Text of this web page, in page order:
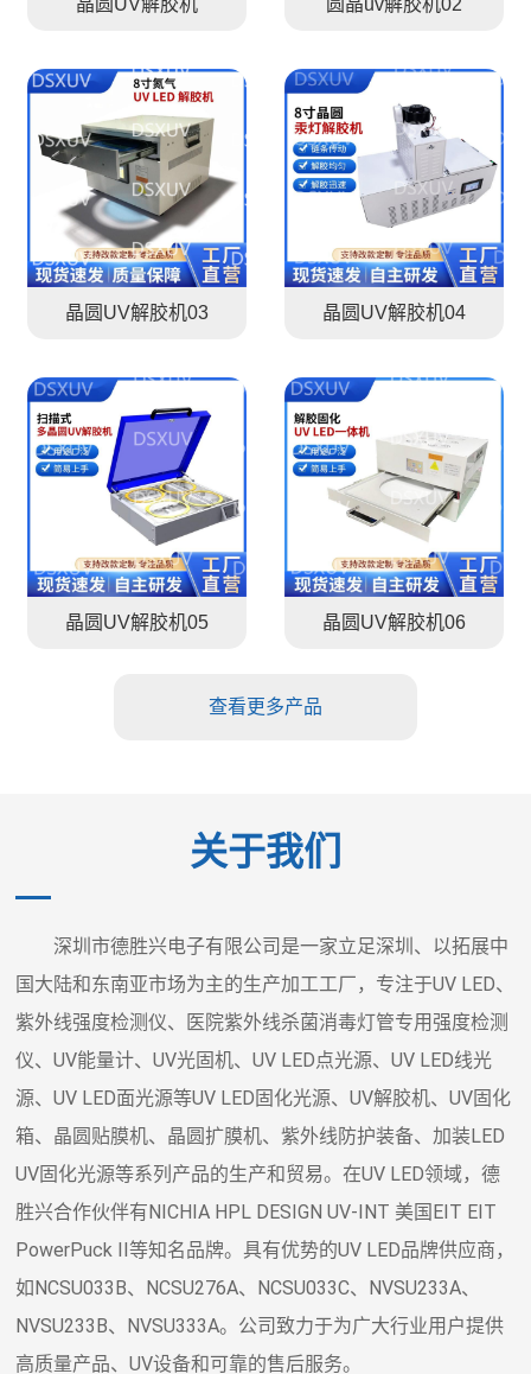
晶圆UV解胶机03 晶圆UV解胶机04
晶圆UV解胶机05 晶圆UV解胶机06
查看更多产品
关于我们
深圳市德胜兴电子有限公司是一家立足深圳、以拓展中
国大陆和东南亚市场为主的生产加工工厂，专注于UV LED、
紫外线强度检测仪、医院紫外线杀菌消毒灯管专用强度检测
仪、UV能量计、UV光固机、UV LED点光源、UV LED线光
源、UV LED面光源等UV LED固化光源、UV解胶机、UV固化
箱、晶圆贴膜机、晶圆扩膜机、紫外线防护装备、加装LED
UV固化光源等系列产品的生产和贸易。在UV LED领域，德
胜兴合作伙伴有NICHIA HPL DESIGN UV-INT 美国EIT EIT
PowerPuck II等知名品牌。具有优势的UV LED品牌供应商，
如NCSU033B、NCSU276A、NCSU033C、NVSU233A、
NVSU233B、NVSU333A。公司致力于为广大行业用户提供
高质量产品、UV设备和可靠的售后服务。